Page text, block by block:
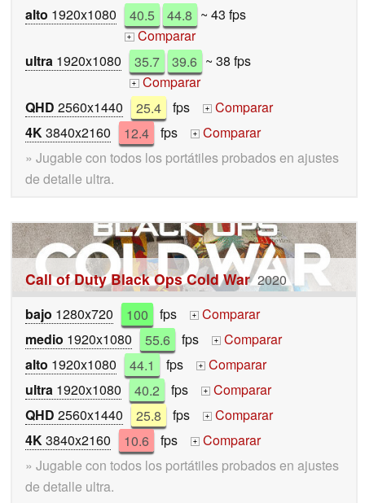
alto 1920x1080 40.5 44.8 ~ 43 fps
+ Comparar
ultra 1920x1080 35.7 39.6 ~ 38 fps
+ Comparar
QHD 2560x1440 25.4 fps +
Comparar
4K3840x2160 12.4 fps +
Comparar
» Jugable con todos los portátiles probados en ajustes
de detalle ultra.
Call of Duty Black Ops Cold War 2020
bajo 1280x720 100 fps +
Comparar
medio 1920x1080 55.6 fps +
Comparar
alto 1920x1080 44.1 fps +
Comparar
ultra 1920x1080 40.2 fps +
Comparar
QHD 2560x1440 25.8 fps +
Comparar
4K3840x2160 10.6 fps +
Comparar
» Jugable con todos los portátiles probados en ajustes
de detalle ultra.